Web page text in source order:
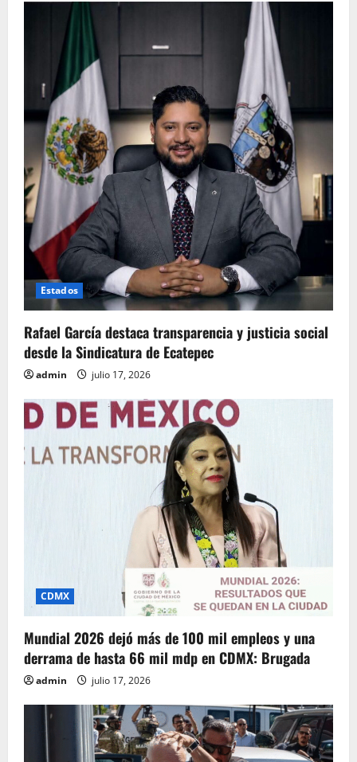
Estados
Rafael García destaca transparencia y justicia social
desde la Sindicatura de Ecatepec
admin julio 17, 2026
CDMX
Mundial 2026 dejó más de 100 mil empleos y una
derrama de hasta 66 mil mdp en CDMX: Brugada
admin julio 17, 2026